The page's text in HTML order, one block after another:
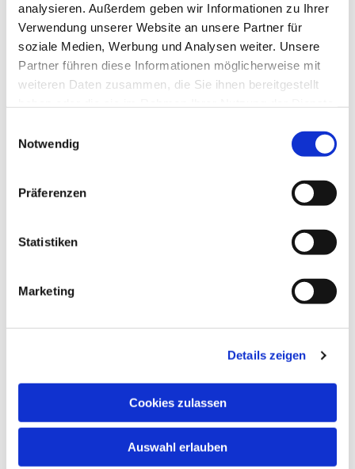
analysieren. Außerdem geben wir Informationen zu Ihrer
Verwendung unserer Website an unsere Partner für
soziale Medien, Werbung und Analysen weiter. Unsere
Partner führen diese Informationen möglicherweise mit
weiteren Daten zusammen, die Sie ihnen bereitgestellt
Notwendig
Präferenzen
Statistiken
Marketing
Details zeigen
Cookies zulassen
Auswahl erlauben
Was Tun Wenn